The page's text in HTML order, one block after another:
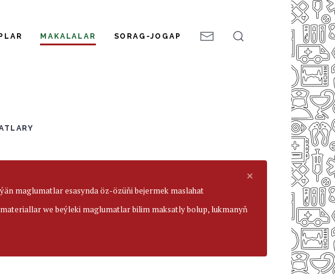
MAKALALAR SORAG-JOGAP
×
maglumatlar esasynda öz-özüňi bejermek maslahat
we beýleki maglumatlar bilim maksatly bolup, lukmanyň